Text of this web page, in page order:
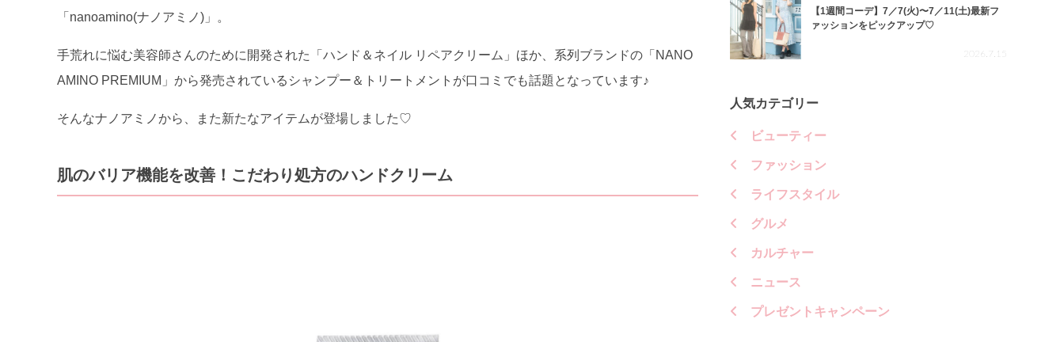
「nanoamino(ナノアミノ)」。
手荒れに悩む美容師さんのために開発された「ハンド＆ネイル リペアクリーム」ほか、系列ブランドの「NANO
AMINO PREMIUM」から発売されているシャンプー＆トリートメントが口コミでも話題となっています♪
そんなナノアミノから、また新たなアイテムが登場しました♡
肌のバリア機能を改善！こだわり処方のハンドクリーム
【1週間コーデ】7／7(火)〜7／11(土)最新フ
ァッションをピックアップ♡
2026.7.15
人気カテゴリー
ビューティー
ファッション
ライフスタイル
グルメ
カルチャー
ニュース
プレゼントキャンペーン